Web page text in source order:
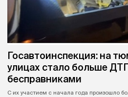
Госавтоинспекция: на
улицах стало больше
бесправниками
С их участием с начала года произошло